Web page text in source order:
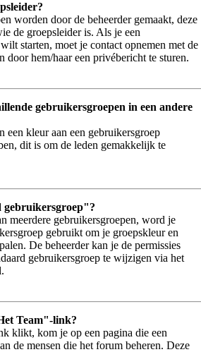
worden door de beheerder gemaakt, deze
de groepsleider is. Als je een
starten, moet je contact opnemen met de
door hem/haar een privébericht te sturen.
gebruikersgroepen in een andere
een kleur aan een gebruikersgroep
dit is om de leden gemakkelijk te
gebruikersgroep"?
meerdere gebruikersgroepen, word je
gebruikt om je groepskleur en
De beheerder kan je de permissies
gebruikersgroep te wijzigen via het
Team"-link?
klikt, kom je op een pagina die een
de mensen die het forum beheren. Deze